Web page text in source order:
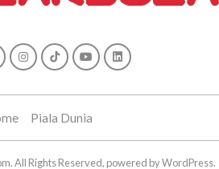
Piala Dunia
All Rights Reserved, powered by WordPress.